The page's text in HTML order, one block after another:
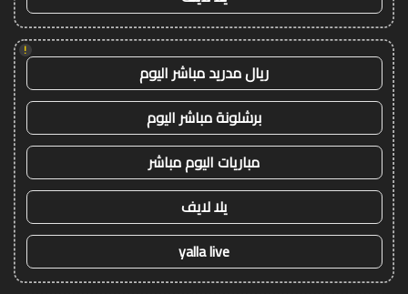
!
ريال مدريد مباشر اليوم
برشلونة مباشر اليوم
مباريات اليوم مباشر
يلا لايف
yalla live